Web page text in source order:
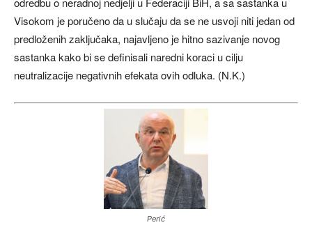
Visokom je poručeno da u slučaju da se ne usvoji niti jedan od
predloženih zaključaka, najavljeno je hitno sazivanje novog
sastanka kako bi se definisali naredni koraci u cilju
neutralizacije negativnih efekata ovih odluka. (N.K.)
Perić